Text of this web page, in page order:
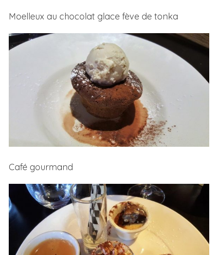
Moelleux au chocolat glace fève de tonka
Café gourmand